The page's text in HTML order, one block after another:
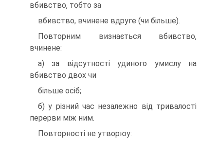
вбивство, тобто за
вбивство, вчинене вдруге (чи бiльше).
Повторним визнається вбивство,
вчинене:
а) за вiдсутностi удиного умислу на
вбивство двох чи
бiльше осiб;
б) у рiзний час незалежно вiд тривалостi
перерви мiж ним.
Повторностi не утворюу: